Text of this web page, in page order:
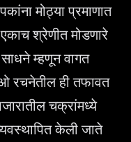
मोठ्या प्रमाणात
श्रेणीत मोडणारे
म्हणून वागत
रचनेतील ही तफावत
चक्रांमध्ये
केली जाते